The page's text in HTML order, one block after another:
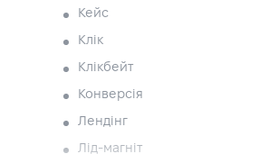
Кейс
Клік
Клікбейт
Конверсія
Лендінг
Лід-магніт